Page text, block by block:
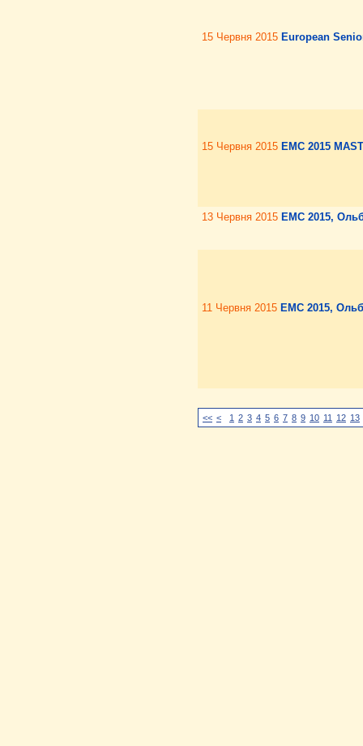
15 Червня 2015 European
15 Червня 2015 EMC 2015
13 Червня 2015 EMC 2015,
11 Червня 2015 EMC 2015,
<< < 1 2 3 4 5 6 7 8 9 10 11 12 13